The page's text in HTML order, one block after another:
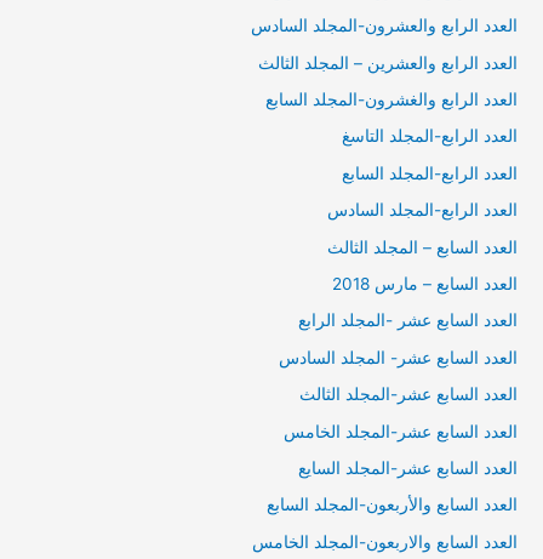
العدد الرابع والعشرون-المجلد السادس
العدد الرابع والعشرين – المجلد الثالث
العدد الرابع والغشرون-المجلد السابع
العدد الرابع-المجلد التاسغ
العدد الرابع-المجلد السابع
العدد الرابع-المجلد السادس
العدد السابع – المجلد الثالث
العدد السابع – مارس 2018
العدد السابع عشر -المجلد الرابع
العدد السابع عشر- المجلد السادس
العدد السابع عشر-المجلد الثالث
العدد السابع عشر-المجلد الخامس
العدد السابع عشر-المجلد السايع
العدد السابع والأربعون-المجلد السابع
العدد السابع والاربعون-المجلد الخامس